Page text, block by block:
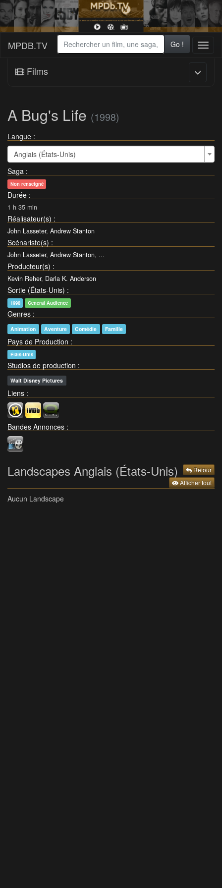
MPDB.TV Go !
Films
A Bug's Life (1998)
Langue :
Anglais (États-Unis)
Saga :
Non renseigné
Durée :
1 h 35 min
Réalisateur(s) :
John Lasseter, Andrew Stanton
Scénariste(s) :
John Lasseter, Andrew Stanton, ...
Producteur(s) :
Kevin Reher, Darla K. Anderson
Sortie (États-Unis) :
1998 General Audience
Genres :
Animation Aventure Comédie Famille
Pays de Production :
États-Unis
Studios de production :
Walt Disney Pictures
Liens :
Bandes Annonces :
Landscapes Anglais (États-Unis)
Retour
Afficher tout
Aucun Landscape